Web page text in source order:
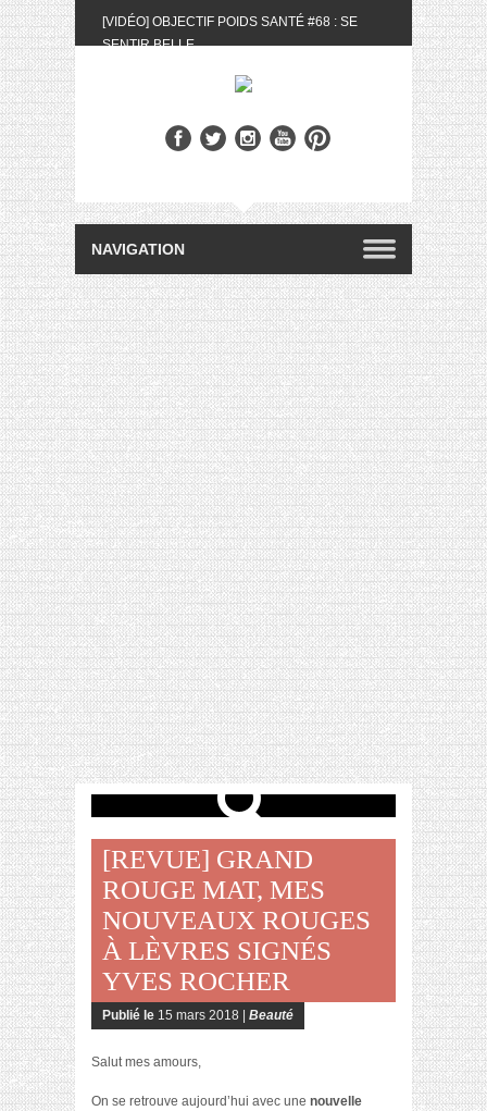
[VIDÉO] OBJECTIF POIDS SANTÉ #68 : SE
SENTIR BELLE
BIOTYFULL BOX DU MOIS DE MAI 2024 FEAT.
[VIDÉO] QUITOQUE #10 : MEAL PREP &
CONVIVIALITÉ
[VIDÉO] UNBOXING : LES MY LITTLE &
BIOTYFULL BOX DU MOIS D’AVRIL 2024
FEAT. AKILA
[VIDÉO] OBJECTIF POIDS SANTÉ #67 : L’AVIS
DES AUTRES, CE N’EST QUE LA VIE DES
AUTRES
[VIDÉO] UNBOXING : LES MY LITTLE &
BIOTYFULL BOX DES MOIS DE FÉVRIER ET
MARS 2024 FEAT. AKILA
[VIDÉO] LA SÉLECTION DU MOIS
#JANVIER2024
[VIDÉO] HELLOFRESH #34 : IDÉES
RECETTES RISOTTO
[REVUE] GRAND
ROUGE MAT, MES
NOUVEAUX ROUGES
À LÈVRES SIGNÉS
YVES ROCHER
Publié le 15 mars 2018 | Beauté
Salut mes amours,
On se retrouve aujourd’hui avec une nouvelle